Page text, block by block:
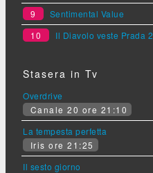
9
Sentimental Value
10
Il Diavolo veste Prada 2
Stasera in Tv
Overdrive
Canale 20 ore 21:10
La tempesta perfetta
Iris ore 21:25
Il sesto giorno